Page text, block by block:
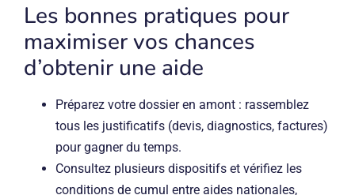
Les bonnes pratiques pour
maximiser vos chances
d’obtenir une aide
Préparez votre dossier en amont : rassemblez
tous les justificatifs (devis, diagnostics, factures)
pour gagner du temps.
Consultez plusieurs dispositifs et vérifiez les
conditions de cumul entre aides nationales,